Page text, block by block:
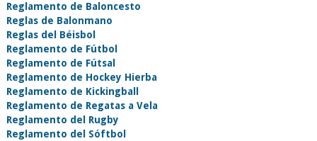
Reglamento de Baloncesto
Reglas de Balonmano
Reglas del Béisbol
Reglamento de Fútbol
Reglamento de Fútsal
Reglamento de Hockey Hierba
Reglamento de Kickingball
Reglamento de Regatas a Vela
Reglamento del Rugby
Reglamento del Sóftbol